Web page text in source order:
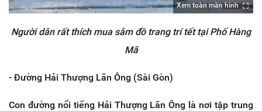
Xem toàn màn hình
Người dân rất thích mua sắm đồ trang trí tết tại Phố Hàng
Mã
- Đường Hải Thượng Lãn Ông (Sài Gòn)
Con đường nổi tiếng Hải Thượng Lãn Ông là nơi tập trung